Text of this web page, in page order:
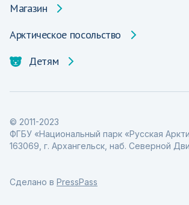
Магазин
Арктическое посольство
Детям
© 2011-2023
ФГБУ «Национальный парк «Русская
163069, г. Архангельск, наб. Северной
Сделано в PressPass